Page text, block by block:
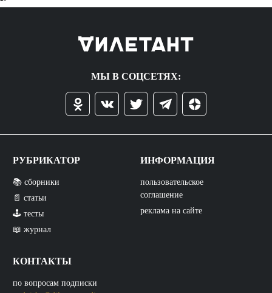
МЫ В СОЦСЕТЯХ:
РУБРИКАТОР
📚 сборники
📄 статьи
🕹️ тесты
📖 журнал
КОНТАКТЫ
по вопросам подписки
ИНФОРМАЦИЯ
пользовательское
соглашение
реклама на сайте